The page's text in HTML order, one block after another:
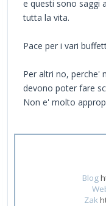
e questi sono saggi
tutta la vita.
Pace per i vari
Per altri no, perche'
devono poter fare
Non e' molto
Blog
Zak